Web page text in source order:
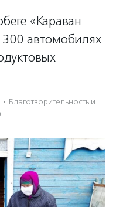
«Караван
автомобилях
· Благотвори­тель­ность и